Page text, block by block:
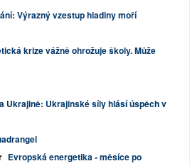
Výrazný vzestup hladiny moří
krize vážně ohrožuje školy. Může
Ukrajině: Ukrajinské síly hlásí úspěch v
Evropská energetika - měsíce po